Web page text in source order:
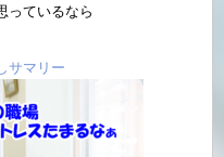
っているなら
サマリー